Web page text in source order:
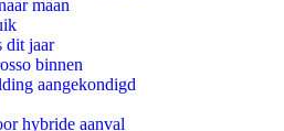
maan
dit jaar
binnen
aangekondigd
hybride aanval